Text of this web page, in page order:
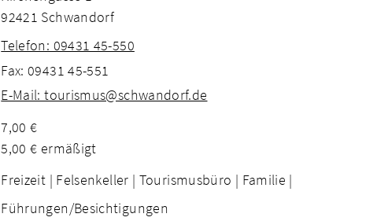
92421 Schwandorf
Telefon: 09431 45-550
Fax: 09431 45-551
E-Mail: tourismus@schwandorf.de
7,00 €
5,00 € ermäßigt
Freizeit | Felsenkeller | Tourismusbüro | Familie |
Führungen/Besichtigungen